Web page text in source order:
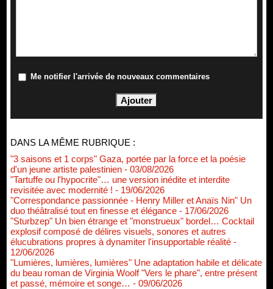
Me notifier l'arrivée de nouveaux commentaires
DANS LA MÊME RUBRIQUE :
"3 saisons et 1 corps" Gaza, portée par la force et la poésie
d'un jeune artiste palestinien - 03/08/2026
"Tartuffe ou l'hypocrite"… une version inédite et interdite
revisitée avec modernité ! - 19/06/2026
"Correspondance passionnée - Henry Miller et Anaïs Nin" Un
duo théâtralisé tout en finesse et élégance - 17/06/2026
"Sturbzep" Un bien étrange et "monstrueux" bordel… Cocktail
explosif composé de délires visuels, sonores et autres
élucubrations propres à dynamiter l'insupportable réalité -
12/06/2026
"Lumières, lumières, lumières" Une adaptation habile et délicate
du beau roman de Virginia Woolf "Vers le phare", entre présent
et passé, mémoire et songe… - 09/06/2026